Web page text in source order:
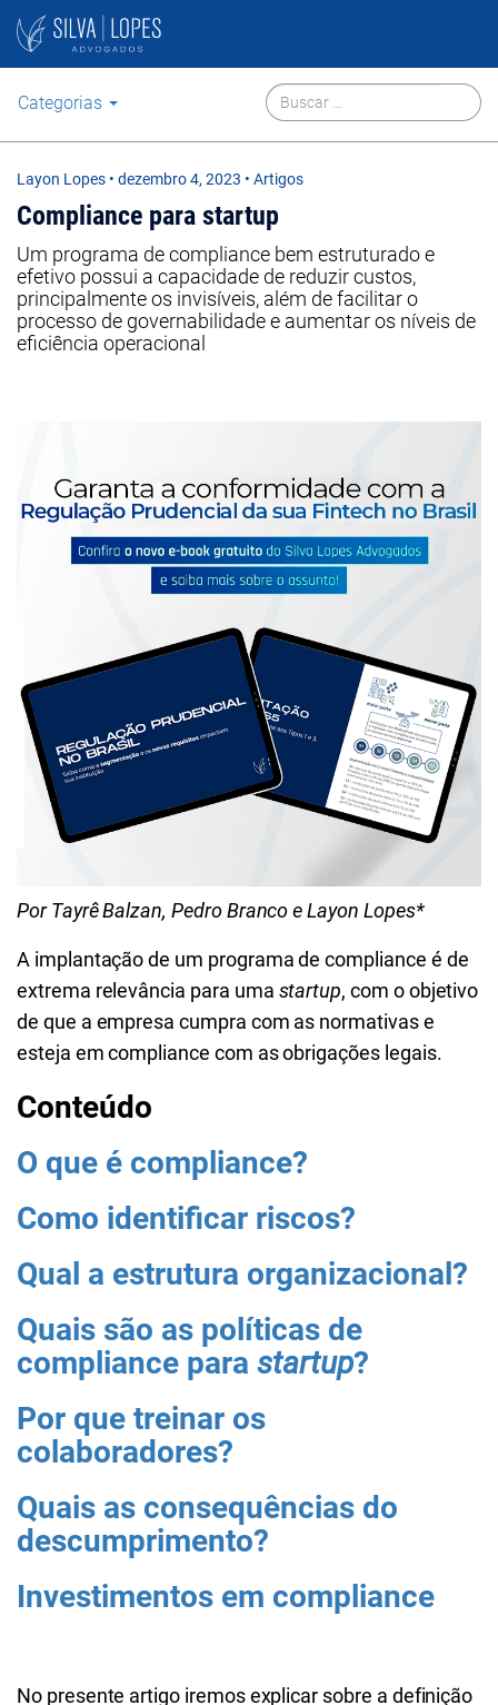
Categorias
Layon Lopes • dezembro 4, 2023 • Artigos
Compliance para startup
Um programa de compliance bem estruturado e
efetivo possui a capacidade de reduzir custos,
principalmente os invisíveis, além de facilitar o
processo de governabilidade e aumentar os níveis de
eficiência operacional
Por Tayrê Balzan, Pedro Branco e Layon Lopes*
A implantação de um programa de compliance é de
extrema relevância para uma startup, com o objetivo
de que a empresa cumpra com as normativas e
esteja em compliance com as obrigações legais.
Conteúdo
O que é compliance?
Como identificar riscos?
Qual a estrutura organizacional?
Quais são as políticas de
compliance para startup?
Por que treinar os
colaboradores?
Quais as consequências do
descumprimento?
Investimentos em compliance
No presente artigo iremos explicar sobre a definição